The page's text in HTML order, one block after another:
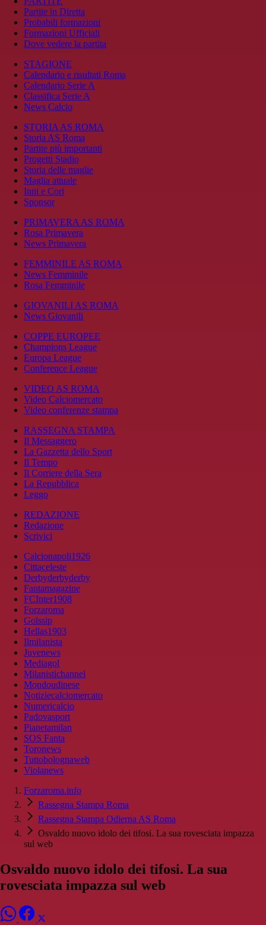
Partite in Diretta
Probabili formazioni
Formazioni Ufficiali
Dove vedere la partita
STAGIONE
Calendario e risultati Roma
Calendario Serie A
Classifica Serie A
News Calcio
STORIA AS ROMA
Storia AS Roma
Partite più importanti
Progetti Stadio
Storia delle maglie
Maglia attuale
Inni e Cori
Sponsor
PRIMAVERA AS ROMA
Rosa Primavera
News Primavera
FEMMINILE AS ROMA
News Femminile
Rosa Femminile
GIOVANILI AS ROMA
News Giovanili
COPPE EUROPEE
Champions League
Europa League
Conference League
VIDEO AS ROMA
Video Calciomercato
Video conferenze stampa
RASSEGNA STAMPA
Il Messaggero
La Gazzetta dello Sport
Il Tempo
Il Corriere della Sera
La Repubblica
Leggo
REDAZIONE
Redazione
Scrivici
Calcionapoli1926
Cittaceleste
Derbyderbyderby
Fantamagazine
FCInter1908
Forzaroma
Golssip
Hellas1903
Ilmilanista
Juvenews
Mediagol
Milanistichannel
Mondoudinese
Notiziecalciomercato
Numericalcio
Padovasport
Pianetamilan
SOS Fanta
Toronews
Tuttobolognaweb
Violanews
Forzaroma.info
Rassegna Stampa Roma
Rassegna Stampa Odierna AS Roma
Osvaldo nuovo idolo dei tifosi. La sua rovesciata impazza
sul web
Osvaldo nuovo idolo dei tifosi. La sua
rovesciata impazza sul web